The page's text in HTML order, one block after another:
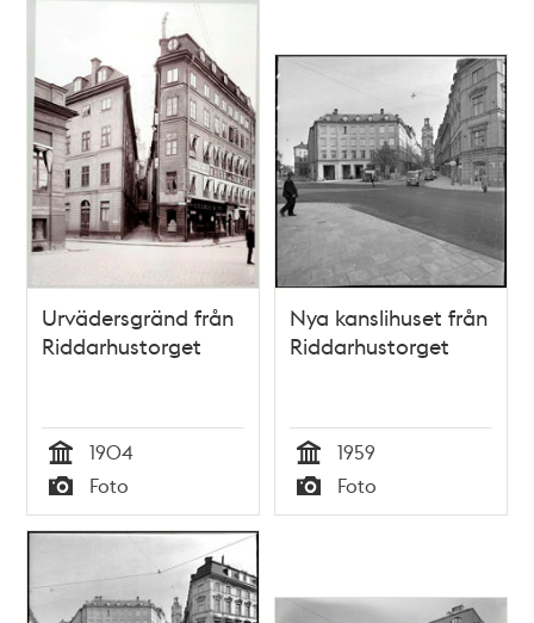
Urvädersgränd från
Riddarhustorget
Tid
1904
Typ
Foto
Nya kanslihuset från
Riddarhustorget
Tid
1959
Typ
Foto